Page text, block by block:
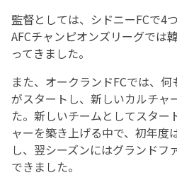
監督としては、シドニーFCで4
AFCチャンピオンズリーグでは
ってきました。
また、オークランドFCでは、
がスタートし、新しいカルチャ
た。新しいチームとしてスター
ャーを築き上げる中で、初年度
し、翌シーズンにはグランドフ
できました。